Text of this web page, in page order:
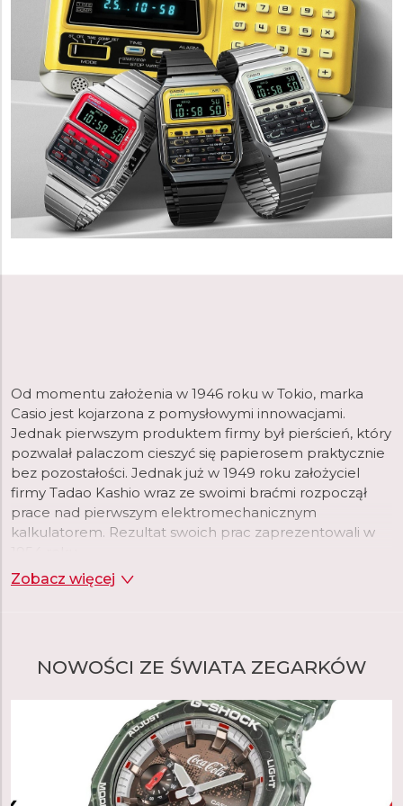
Od momentu założenia w 1946 roku w Tokio, marka
Casio jest kojarzona z pomysłowymi innowacjami.
Jednak pierwszym produktem firmy był pierścień, który
pozwalał palaczom cieszyć się papierosem praktycznie
bez pozostałości. Jednak już w 1949 roku założyciel
firmy Tadao Kashio wraz ze swoimi braćmi rozpoczął
prace nad pierwszym elektromechanicznym
kalkulatorem. Rezultat swoich prac zaprezentowali w
Dwadzieścia lat później, gdy firma rozszerzała swoje
z cyfrowym wyświetlaniem czasu, początkowo
jako okazję do wykorzystania swojej zaawansowanej
technologii układów scalonych opracowanej specjalnie
dla kalkulatorów. W rezultacie pierwszy Casiotron był
również pierwszym zegarkiem z automatycznym
kalendarzem, który prawidłowo ustawiał datę w
Zobacz więcej
NOWOŚCI ZE ŚWIATA ZEGARKÓW